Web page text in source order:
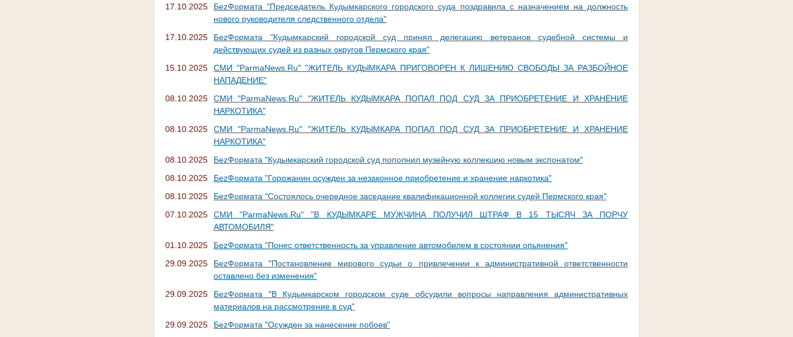
17.10.2025
БеzФормата "Председатель Кудымкарского городского суда поздравила с назначением на должность
нового руководителя следственного отдела"
17.10.2025
БеzФормата "Кудымкарский городской суд принял делегацию ветеранов судебной системы и
действующих судей из разных округов Пермского края"
15.10.2025
СМИ "ParmaNews.Ru" "ЖИТЕЛЬ КУДЫМКАРА ПРИГОВОРЕН К ЛИШЕНИЮ СВОБОДЫ ЗА РАЗБОЙНОЕ
НАПАДЕНИЕ"
08.10.2025
СМИ "ParmaNews.Ru" "ЖИТЕЛЬ КУДЫМКАРА ПОПАЛ ПОД СУД ЗА ПРИОБРЕТЕНИЕ И ХРАНЕНИЕ
НАРКОТИКА"
08.10.2025
СМИ "ParmaNews.Ru" "ЖИТЕЛЬ КУДЫМКАРА ПОПАЛ ПОД СУД ЗА ПРИОБРЕТЕНИЕ И ХРАНЕНИЕ
НАРКОТИКА"
08.10.2025
БеzФормата "Кудымкарский городской суд пополнил музейную коллекцию новым экспонатом"
08.10.2025
БеzФормата "Горожанин осужден за незаконное приобретение и хранение наркотика"
08.10.2025
БеzФормата "Состоялось очередное заседание квалификационной коллегии судей Пермского края"
07.10.2025
СМИ "ParmaNews.Ru" "В КУДЫМКАРЕ МУЖЧИНА ПОЛУЧИЛ ШТРАФ В 15 ТЫСЯЧ ЗА ПОРЧУ
АВТОМОБИЛЯ"
01.10.2025
БеzФормата "Понес ответственность за управление автомобилем в состоянии опьянения"
29.09.2025
БеzФормата "Постановление мирового судьи о привлечении к административной ответственности
оставлено без изменения"
29.09.2025
БеzФормата "В Кудымкарском городском суде обсудили вопросы направления административных
материалов на рассмотрение в суд"
29.09.2025
БеzФормата "Осужден за нанесение побоев"